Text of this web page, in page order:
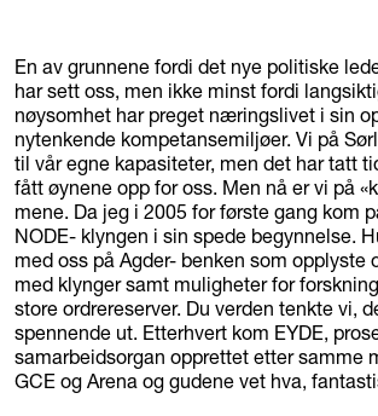
En av grunnene fordi det nye politiske
har sett oss, men ikke minst fordi
nøysomhet har preget næringslivet i sin
nytenkende kompetansemiljøer. Vi på
til vår egne kapasiteter, men det har tatt
fått øynene opp for oss. Men nå er vi på
mene. Da jeg i 2005 for første gang kom
NODE- klyngen i sin spede begynnelse.
med oss på Agder- benken som opplyste
med klynger samt muligheter for
store ordrereserver. Du verden tenkte vi,
spennende ut. Etterhvert kom EYDE,
samarbeidsorgan opprettet etter samme
GCE og Arena og gudene vet hva,